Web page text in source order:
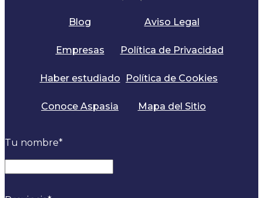
Blog
Empresas
Haber estudiado
Conoce Aspasia
Aviso Legal
Política de Privacidad
Política de Cookies
Mapa del Sitio
Tu nombre*